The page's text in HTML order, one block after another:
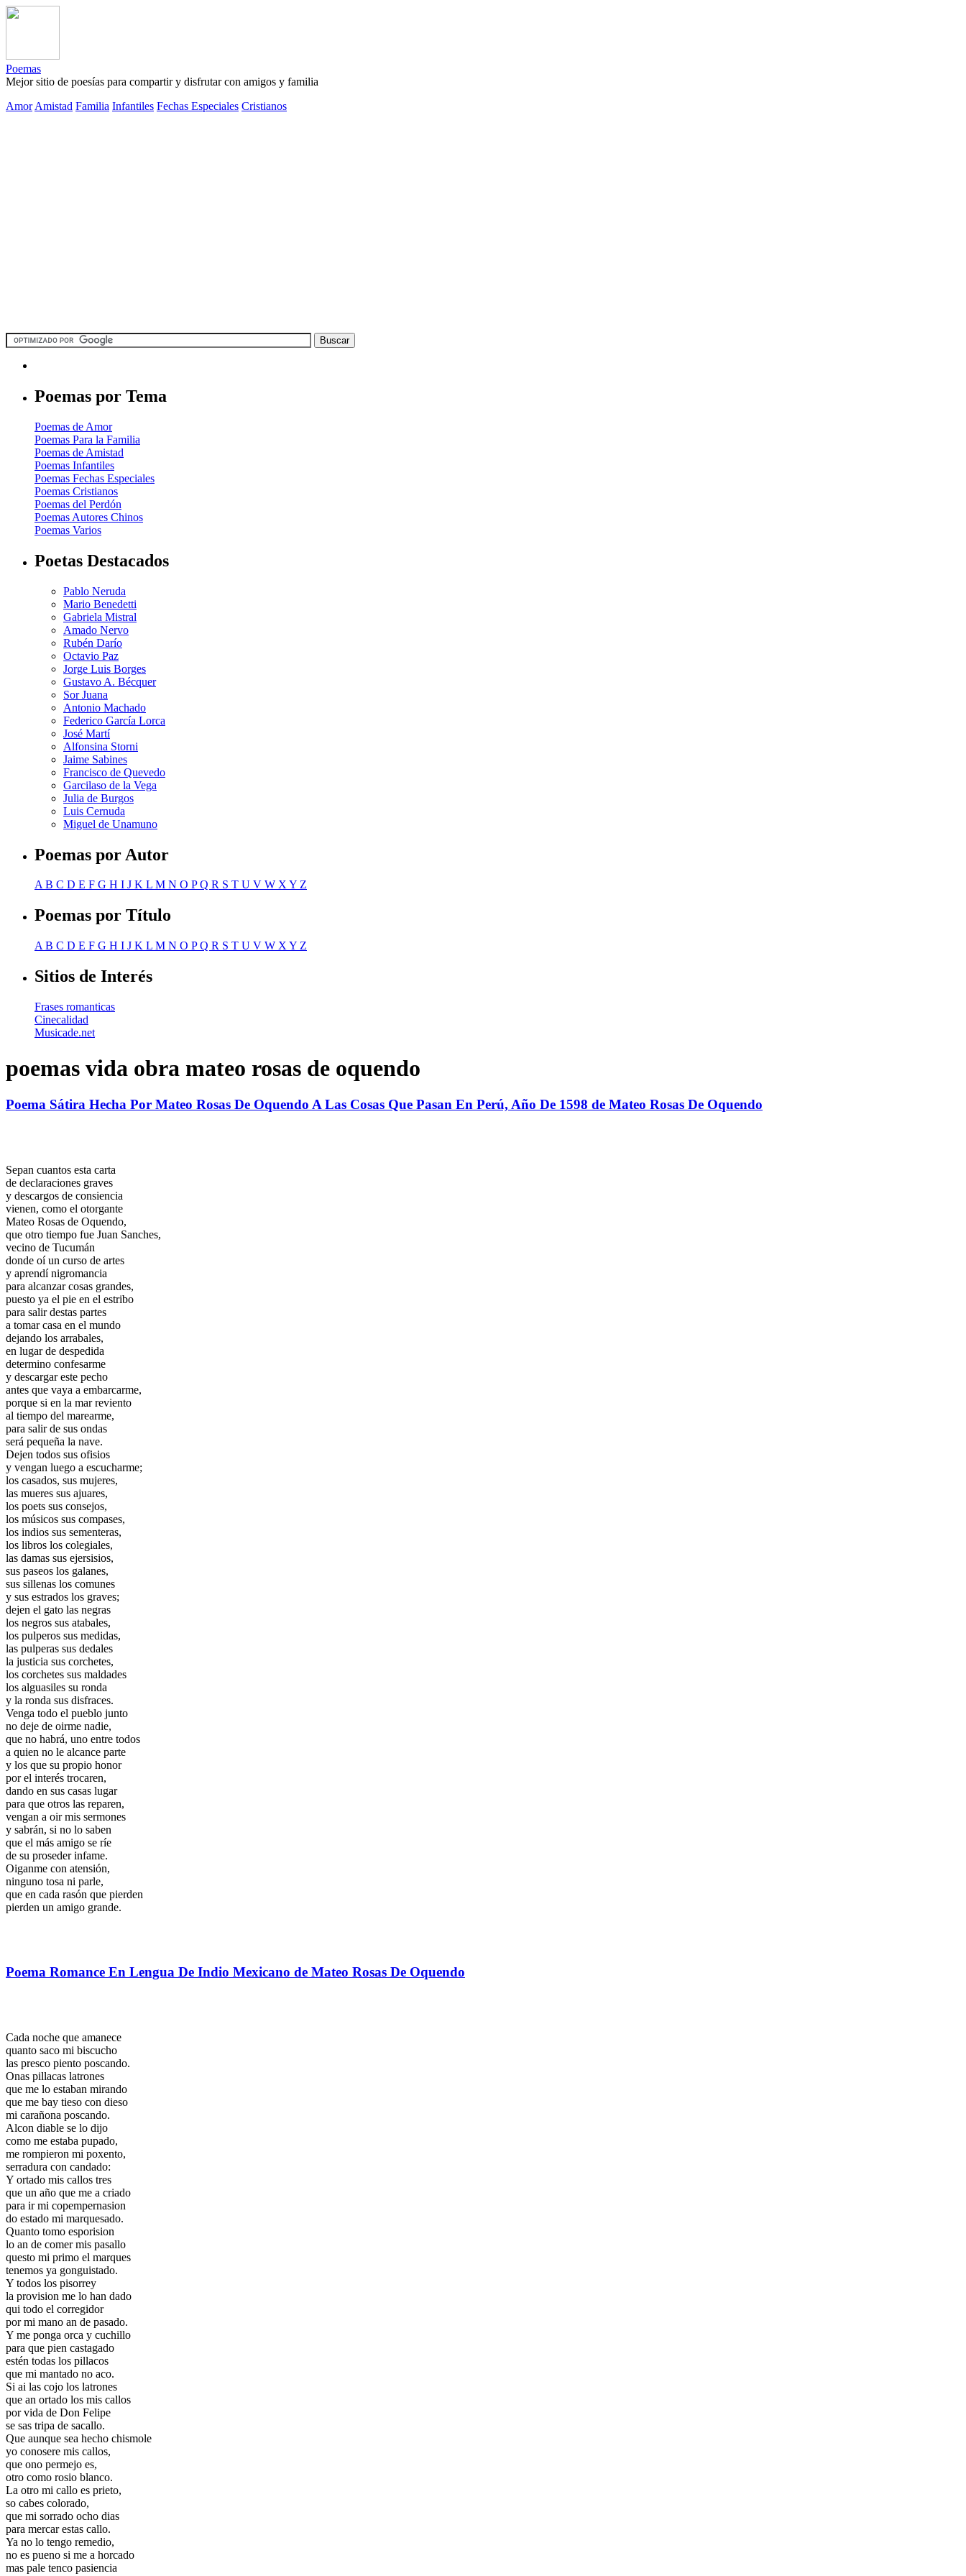
Poemas
Mejor sitio de poesías para compartir y disfrutar con amigos y familia
Amor Amistad Familia Infantiles Fechas Especiales Cristianos
Poemas por Tema
Poemas de Amor
Poemas Para la Familia
Poemas de Amistad
Poemas Infantiles
Poemas Fechas Especiales
Poemas Cristianos
Poemas del Perdón
Poemas Autores Chinos
Poemas Varios
Poetas Destacados
Pablo Neruda
Mario Benedetti
Gabriela Mistral
Amado Nervo
Rubén Darío
Octavio Paz
Jorge Luis Borges
Gustavo A. Bécquer
Sor Juana
Antonio Machado
Federico García Lorca
José Martí
Alfonsina Storni
Jaime Sabines
Francisco de Quevedo
Garcilaso de la Vega
Julia de Burgos
Luis Cernuda
Miguel de Unamuno
Poemas por Autor
AB C D E F G H I J K L M N O PQ R S T U V W XY Z
Poemas por Título
A B C D E F G H I J K L M N O PQ R S T U V W X Y Z
Sitios de Interés
Frases romanticas
Cinecalidad
Musicade.net
poemas vida obra mateo rosas de oquendo
Poema Sátira Hecha Por Mateo Rosas De Oquendo A Las Cosas Que Pasan En Perú, Año De 1598 de Mateo Rosas De Oquendo
Sepan cuantos esta carta
de declaraciones graves
y descargos de consiencia
vienen, como el otorgante
Mateo Rosas de Oquendo,
que otro tiempo fue Juan Sanches,
vecino de Tucumán
donde oí un curso de artes
y aprendí nigromancia
para alcanzar cosas grandes,
puesto ya el pie en el estribo
para salir destas partes
a tomar casa en el mundo
dejando los arrabales,
en lugar de despedida
determino confesarme
y descargar este pecho
antes que vaya a embarcarme,
porque si en la mar reviento
al tiempo del marearme,
para salir de sus ondas
será pequeña la nave.
Dejen todos sus ofisios
y vengan luego a escucharme;
los casados, sus mujeres,
las mueres sus ajuares,
los poets sus consejos,
los músicos sus compases,
los indios sus sementeras,
los libros los colegiales,
las damas sus ejersisios,
sus paseos los galanes,
sus sillenas los comunes
y sus estrados los graves;
dejen el gato las negras
los negros sus atabales,
los pulperos sus medidas,
las pulperas sus dedales
la justicia sus corchetes,
los corchetes sus maldades
los alguasiles su ronda
y la ronda sus disfraces.
Venga todo el pueblo junto
no deje de oirme nadie,
que no habrá, uno entre todos
a quien no le alcance parte
y los que su propio honor
por el interés trocaren,
dando en sus casas lugar
para que otros las reparen,
vengan a oir mis sermones
y sabrán, si no lo saben
que el más amigo se ríe
de su proseder infame.
Oiganme con atensión,
ninguno tosa ni parle,
que en cada rasón que pierden
pierden un amigo grande.
Poema Romance En Lengua De Indio Mexicano de Mateo Rosas De Oquendo
Cada noche que amanece
quanto saco mi biscucho
las presco piento poscando.
Onas pillacas latrones
que me lo estaban mirando
que me bay tieso con dieso
mi carañona poscando.
Alcon diable se lo dijo
como me estaba pupado,
me rompieron mi poxento,
serradura con candado:
Y ortado mis callos tres
que un año que me a criado
para ir mi copempernasion
do estado mi marquesado.
Quanto tomo esporision
lo an de comer mis pasallo
questo mi primo el marques
tenemos ya gonguistado.
Y todos los pisorrey
la provision me lo han dado
qui todo el corregidor
por mi mano an de pasado.
Y me ponga orca y cuchillo
para que pien castagado
estén todas los pillacos
que mi mantado no aco.
Si ai las cojo los latrones
que an ortado los mis callos
por vida de Don Felipe
se sas tripa de sacallo.
Que aunque sea hecho chismole
yo conosere mis callos,
que ono permejo es,
otro como rosio blanco.
La otro mi callo es prieto,
so cabes colorado,
que mi sorrado ocho dias
para mercar estas callo.
Ya no lo tengo remedio,
no es pueno si me a horcado
mas pale tenco pasiencia